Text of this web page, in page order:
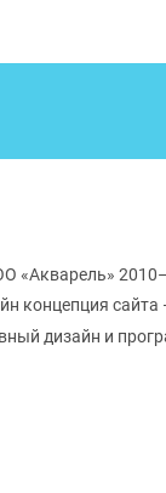
«Акварель»
концепция сайта
дизайн и